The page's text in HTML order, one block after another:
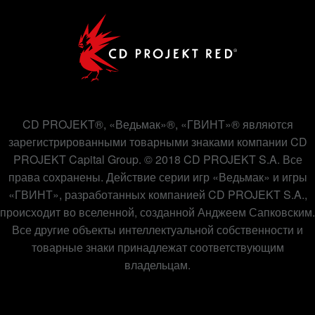
CD PROJEKT®, «Ведьмак»®, «ГВИНТ»® являются
зарегистрированными товарными знаками компании CD
PROJEKT Capital Group. © 2018 CD PROJEKT S.A. Все
права сохранены. Действие серии игр «Ведьмак» и игры
«ГВИНТ», разработанных компанией CD PROJEKT S.A.,
происходит во вселенной, созданной Анджеем Сапковским.
Все другие объекты интеллектуальной собственности и
товарные знаки принадлежат соответствующим
владельцам.